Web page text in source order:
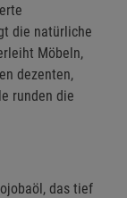
die natürliche
Möbeln,
dezenten,
runden die
das tief